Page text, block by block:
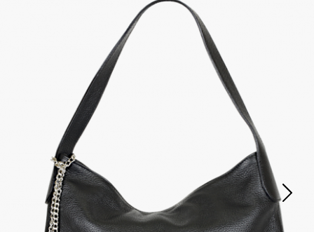
Šály a šatky
Manikúry
Bundy, kabáty a vesty
Aktovky, tašky a batohy
Kufre -21 % Predajne Služby